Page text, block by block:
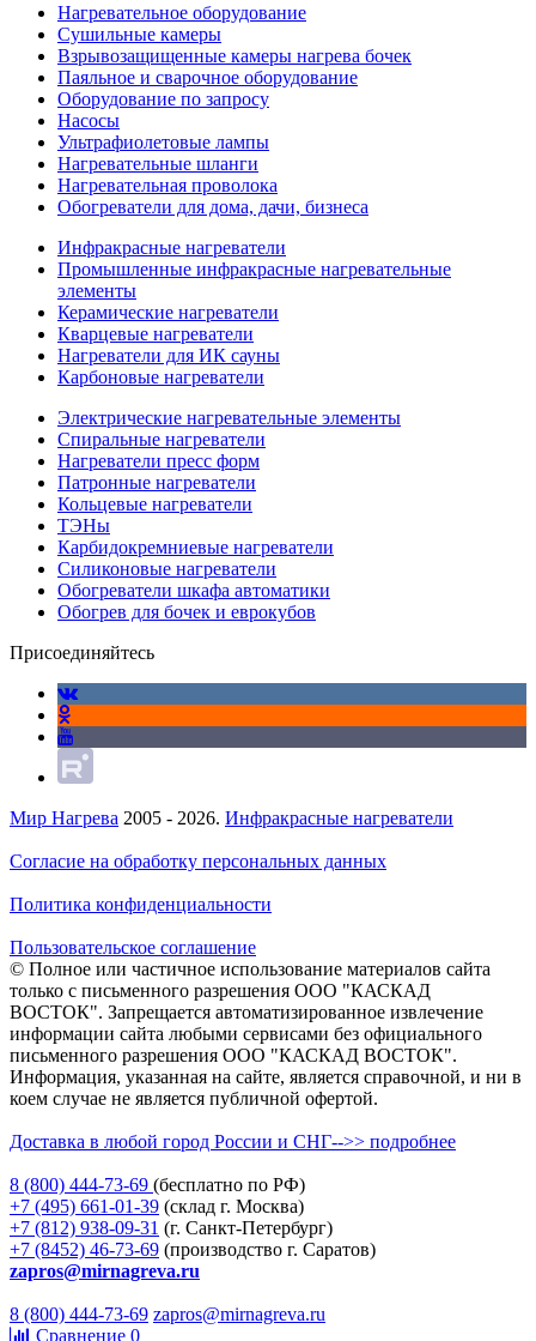
Нагревательное оборудование
Сушильные камеры
Взрывозащищенные камеры нагрева бочек
Паяльное и сварочное оборудование
Оборудование по запросу
Насосы
Ультрафиолетовые лампы
Нагревательные шланги
Нагревательная проволока
Обогреватели для дома, дачи, бизнеса
Инфракрасные нагреватели
Промышленные инфракрасные нагревательные
элементы
Керамические нагреватели
Кварцевые нагреватели
Нагреватели для ИК сауны
Карбоновые нагреватели
Электрические нагревательные элементы
Спиральные нагреватели
Нагреватели пресс форм
Патронные нагреватели
Кольцевые нагреватели
ТЭНы
Карбидокремниевые нагреватели
Силиконовые нагреватели
Обогреватели шкафа автоматики
Обогрев для бочек и еврокубов
Присоединяйтесь
Мир Нагрева 2005 - 2026. Инфракрасные нагреватели
Согласие на обработку персональных данных
Политика конфиденциальности
Пользовательское соглашение
© Полное или частичное использование материалов сайта
только с письменного разрешения ООО "КАСКАД
ВОСТОК". Запрещается автоматизированное извлечение
информации сайта любыми сервисами без официального
письменного разрешения ООО "КАСКАД ВОСТОК".
Информация, указанная на сайте, является справочной, и ни в
коем случае не является публичной офертой.
Доставка в любой город России и СНГ-->> подробнее
8 (800) 444-73-69 (бесплатно по РФ)
+7 (495) 661-01-39 (склад г. Москва)
+7 (812) 938-09-31 (г. Санкт-Петербург)
+7 (8452) 46-73-69 (производство г. Саратов)
zapros@mirnagreva.ru
8 (800) 444-73-69 zapros@mirnagreva.ru
Сравнение 0